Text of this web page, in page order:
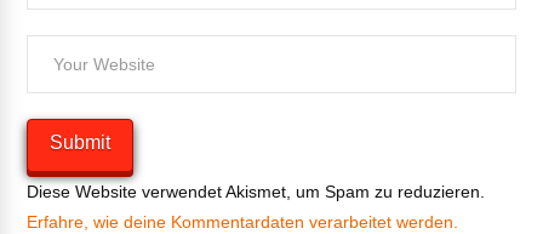
Diese Website verwendet Akismet, um Spam zu reduzieren.
Erfahre, wie deine Kommentardaten verarbeitet werden.